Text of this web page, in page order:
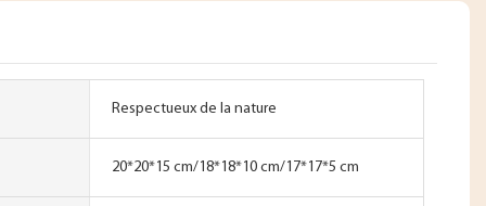
Respectueux de la nature
20*20*15 cm/18*18*10 cm/17*17*5 cm